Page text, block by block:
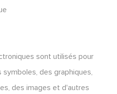
sont utilisés pour
des graphiques,
des images et d'autres